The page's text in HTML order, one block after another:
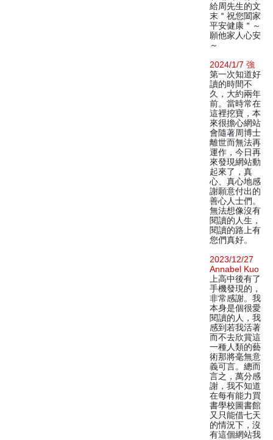
給周先生的文
末＂祝您闔家
平安健康＂～
願他家人心安
～
2024/1/7 強
第一次知道好
讀的時間不
久，大約兩年
前。當時常在
這裡挖寶，本
來很擔心網站
會隨著周博士
離世而無法再
運作，今日再
來發現網站動
起來了，真
心、真心地感
謝願意付出的
善心人士們。
無法想像沒有
閱讀的人生，
閱讀的路上有
您們真好。
2023/12/27
Annabel Kuo
上高中後有了
手機發現的，
非常感謝。我
本身是個很愛
閱讀的人，我
感到若我活著
而不去欣賞這
一種人類的藝
術那將毫無意
義可言。總而
言之，萬分感
謝，我不知道
在每有能力買
書學校圖書館
又只能借七天
的情況下，沒
有這個網站我